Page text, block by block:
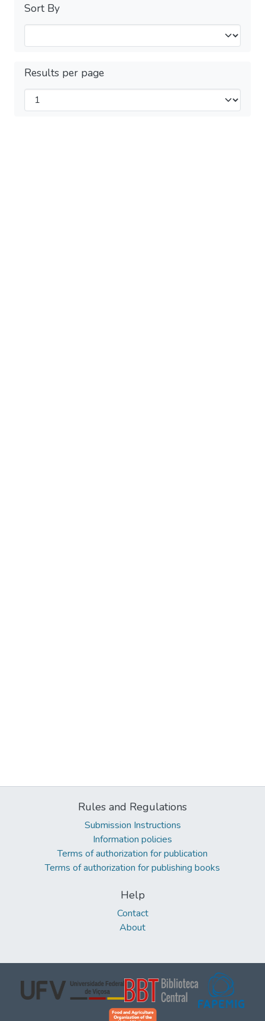
Sort By
Results per page
Rules and Regulations
Submission Instructions
Information policies
Terms of authorization for publication
Terms of authorization for publishing books
Help
Contact
About